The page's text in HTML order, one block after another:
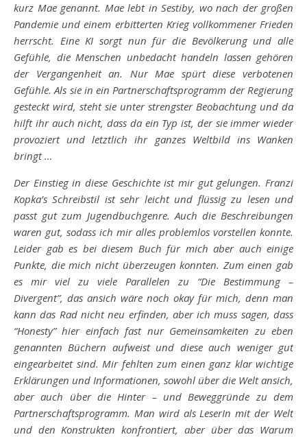
kurz Mae genannt. Mae lebt in Sestiby, wo nach der großen
Pandemie und einem erbitterten Krieg vollkommener Frieden
herrscht. Eine KI sorgt nun für die Bevölkerung und alle
Gefühle, die Menschen unbedacht handeln lassen gehören
der Vergangenheit an. Nur Mae spürt diese verbotenen
Gefühle. Als sie in ein Partnerschaftsprogramm der Regierung
gesteckt wird, steht sie unter strengster Beobachtung und da
hilft ihr auch nicht, dass da ein Typ ist, der sie immer wieder
provoziert und letztlich ihr ganzes Weltbild ins Wanken
bringt …
Der Einstieg in diese Geschichte ist mir gut gelungen. Franzi
Kopka’s Schreibstil ist sehr leicht und flüssig zu lesen und
passt gut zum Jugendbuchgenre. Auch die Beschreibungen
waren gut, sodass ich mir alles problemlos vorstellen konnte.
Leider gab es bei diesem Buch für mich aber auch einige
Punkte, die mich nicht überzeugen konnten. Zum einen gab
es mir viel zu viele Parallelen zu “Die Bestimmung –
Divergent”, das ansich wäre noch okay für mich, denn man
kann das Rad nicht neu erfinden, aber ich muss sagen, dass
“Honesty” hier einfach fast nur Gemeinsamkeiten zu eben
genannten Büchern aufweist und diese auch weniger gut
eingearbeitet sind. Mir fehlten zum einen ganz klar wichtige
Erklärungen und Informationen, sowohl über die Welt ansich,
aber auch über die Hinter – und Beweggründe zu dem
Partnerschaftsprogramm. Man wird als LeserIn mit der Welt
und den Konstrukten konfrontiert, aber über das Warum